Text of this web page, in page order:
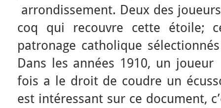
arrondissement. Deux des
coq qui recouvre cette étoile;
patronage catholique
Dans les années 1910, un
fois a le droit de coudre un
est intéressant sur ce document,